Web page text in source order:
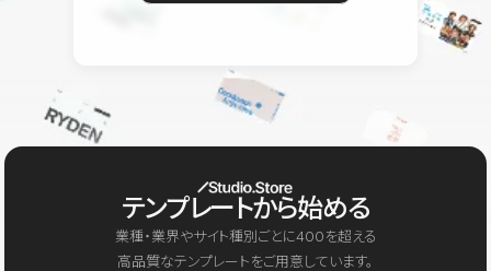
テンプレートから始める
業種・業界やサイト種別ごとに400を超える
高品質なテンプレートをご用意しています。